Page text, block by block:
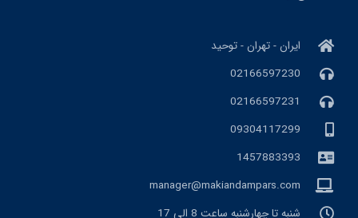
ایران - تهران - توحید
02166597230
02166597231
09304117299
1457883393
manager@makiandampars.com
شنبه تا چهارشنبه ساعت 8 الی 17